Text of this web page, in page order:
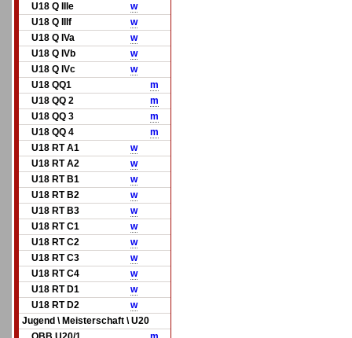
U18 Q IIIe
w
U18 Q IIIf
w
U18 Q IVa
w
U18 Q IVb
w
U18 Q IVc
w
U18 QQ1
m
U18 QQ 2
m
U18 QQ 3
m
U18 QQ 4
m
U18 RT A1
w
U18 RT A2
w
U18 RT B1
w
U18 RT B2
w
U18 RT B3
w
U18 RT C1
w
U18 RT C2
w
U18 RT C3
w
U18 RT C4
w
U18 RT D1
w
U18 RT D2
w
Jugend \ Meisterschaft \ U20